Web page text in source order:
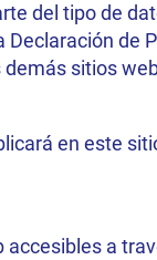
del tipo de
de
sitios
en este
a